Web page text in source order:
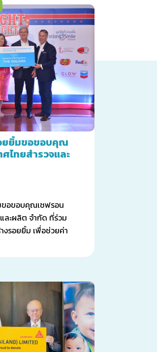
ยยิ้มขอขอบคุณ
ไทยสำรวจและ
ขอขอบคุณเชฟรอน
ละผลิต จำกัด ที่ร่วม
รอยยิ้ม เพื่อช่วยค่า
ากแหว่งเพดานโหว่